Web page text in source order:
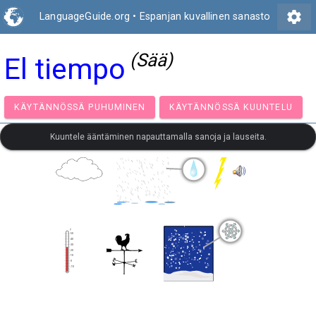
LanguageGuide.org • Espanjan kuvallinen sanasto settings
El tiempo (Sää)
KÄYTÄNNÖSSÄ PUHUMINEN KÄYTÄNNÖSSÄ
Kuuntele ääntäminen napauttamalla sanoja ja lauseita.